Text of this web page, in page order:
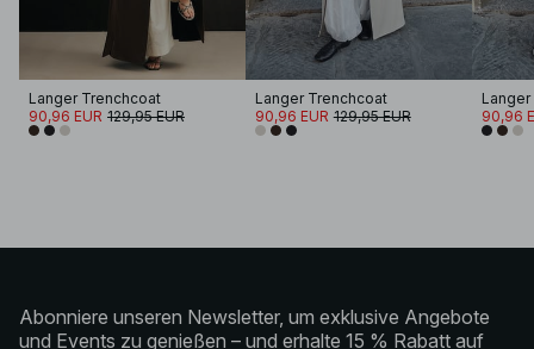
Langer Trenchcoat
90,96 EUR 129,95 EUR
Langer Trenchcoat
90,96 EUR 129,95 EUR
90,96
Abonniere unseren Newsletter, um exklusive Angebote
und Events zu genießen – und erhalte 15 % Rabatt auf